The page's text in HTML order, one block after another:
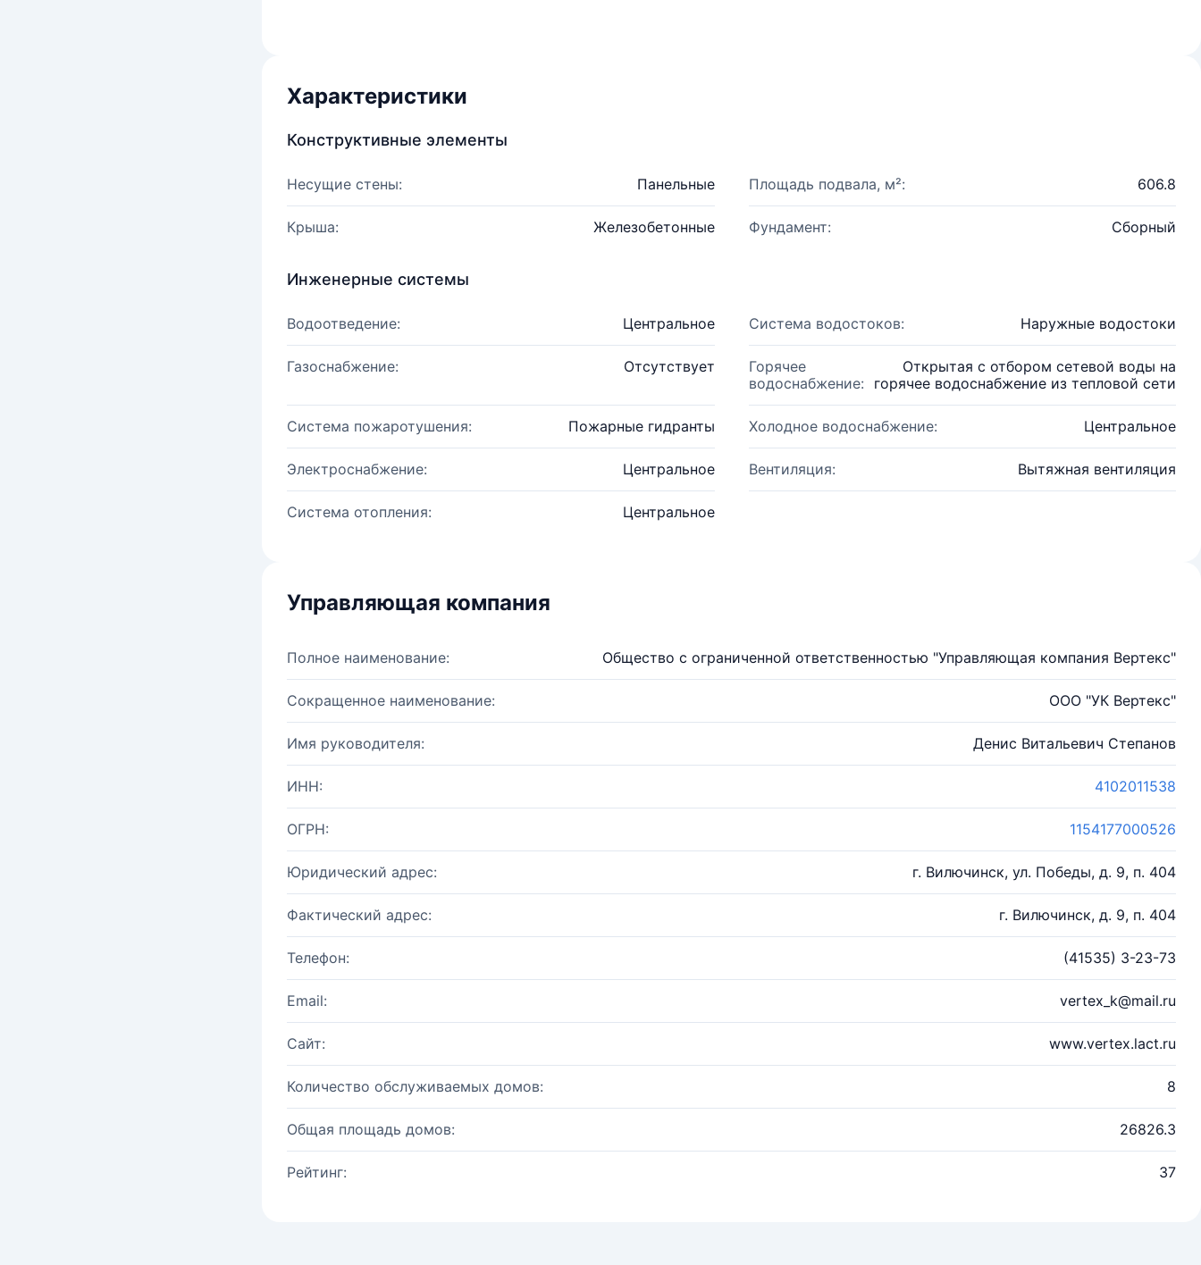
Характеристики
Конструктивные элементы
Несущие стены: Панельные Площадь подвала, м²: 606.8
Крыша: Железобетонные Фундамент: Сборный
Инженерные системы
Водоотведение: Центральное Система водостоков: Наружные водостоки
Газоснабжение: Отсутствует
Горячее
водоснабжение:
Открытая с отбором сетевой воды на
горячее водоснабжение из тепловой сети
Система пожаротушения: Пожарные гидранты Холодное водоснабжение: Центральное
Электроснабжение: Центральное Вентиляция: Вытяжная вентиляция
Система отопления: Центральное
Управляющая компания
Полное наименование: Общество с ограниченной ответственностью "Управляющая компания Вертекс"
Сокращенное наименование: ООО "УК Вертекс"
Имя руководителя: Денис Витальевич Степанов
ИНН: 4102011538
ОГРН: 1154177000526
Юридический адрес: г. Вилючинск, ул. Победы, д. 9, п. 404
Фактический адрес: г. Вилючинск, д. 9, п. 404
Телефон: (41535) 3-23-73
Email: vertex_k@mail.ru
Сайт: www.vertex.lact.ru
Количество обслуживаемых домов: 8
Общая площадь домов: 26826.3
Рейтинг: 37